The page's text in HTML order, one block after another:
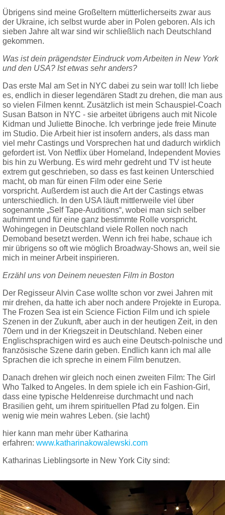
Übrigens sind meine Großeltern mütterlicherseits zwar aus
der Ukraine, ich selbst wurde aber in Polen geboren. Als ich
sieben Jahre alt war sind wir schließlich nach Deutschland
gekommen.
Was ist dein prägendster Eindruck vom Arbeiten in New York
und den USA? Ist etwas sehr anders?
Das erste Mal am Set in NYC dabei zu sein war toll! Ich liebe
es, endlich in dieser legendären Stadt zu drehen, die man aus
so vielen Filmen kennt. Zusätzlich ist mein Schauspiel-Coach
Susan Batson in NYC - sie arbeitet übrigens auch mit Nicole
Kidman und Juliette Binoche. Ich verbringe jede freie Minute
im Studio. Die Arbeit hier ist insofern anders, als dass man
viel mehr Castings und Vorsprechen hat und dadurch wirklich
gefordert ist. Von Netflix über Homeland, Independent Movies
bis hin zu Werbung. Es wird mehr gedreht und TV ist heute
extrem gut geschrieben, so dass es fast keinen Unterschied
macht, ob man für einen Film oder eine Serie
vorspricht. Außerdem ist auch die Art der Castings etwas
unterschiedlich. In den USA läuft mittlerweile viel über
sogenannte „Self Tape-Auditions“, wobei man sich selber
aufnimmt und für eine ganz bestimmte Rolle vorspricht.
Wohingegen in Deutschland viele Rollen noch nach
Demoband besetzt werden. Wenn ich frei habe, schaue ich
mir übrigens so oft wie möglich Broadway-Shows an, weil sie
mich in meiner Arbeit inspirieren.
Erzähl uns von Deinem neuesten Film in Boston
Der Regisseur Alvin Case wollte schon vor zwei Jahren mit
mir drehen, da hatte ich aber noch andere Projekte in Europa.
The Frozen Sea ist ein Science Fiction Film und ich spiele
Szenen in der Zukunft, aber auch in der heutigen Zeit, in den
70ern und in der Kriegszeit in Deutschland. Neben einer
Englischsprachigen wird es auch eine Deutsch-polnische und
französische Szene darin geben. Endlich kann ich mal alle
Sprachen die ich spreche in einem Film benutzen.
Danach drehen wir gleich noch einen zweiten Film: The Girl
Who Talked to Angeles. In dem spiele ich ein Fashion-Girl,
dass eine typische Heldenreise durchmacht und nach
Brasilien geht, um ihrem spirituellen Pfad zu folgen. Ein
wenig wie mein wahres Leben. (sie lacht)
hier kann man mehr über Katharina
erfahren: www.katharinakowalewski.com
Katharinas Lieblingsorte in New York City sind: